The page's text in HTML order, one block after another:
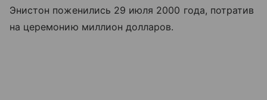
Энистон поженились 29 июля 2000 года, потратив
на церемонию миллион долларов.